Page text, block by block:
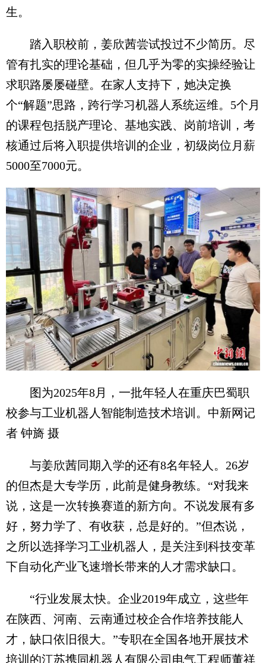
生。
踏入职校前，姜欣茜尝试投过不少简历。尽
管有扎实的理论基础，但几乎为零的实操经验让
求职路屡屡碰壁。在家人支持下，她决定换
个“解题”思路，跨行学习机器人系统运维。5个月
的课程包括脱产理论、基地实践、岗前培训，考
核通过后将入职提供培训的企业，初级岗位月薪
5000至7000元。
图为2025年8月，一批年轻人在重庆巴蜀职
校参与工业机器人智能制造技术培训。中新网记
者 钟旖 摄
与姜欣茜同期入学的还有8名年轻人。26岁
的但杰是大专学历，此前是健身教练。“对我来
说，这是一次转换赛道的新方向。不说发展有多
好，努力学了、有收获，总是好的。”但杰说，
之所以选择学习工业机器人，是关注到科技变革
下自动化产业飞速增长带来的人才需求缺口。
“行业发展太快。企业2019年成立，这些年
在陕西、河南、云南通过校企合作培养技能人
才，缺口依旧很大。”专职在全国各地开展技术
培训的江苏携同机器人有限公司电气工程师董祥